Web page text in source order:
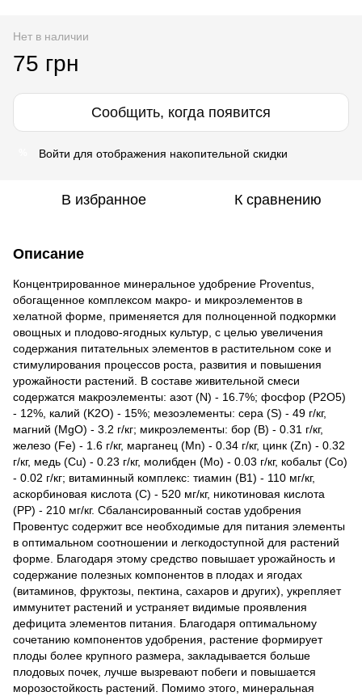
Нет в наличии
75 грн
Сообщить, когда появится
Войти для отображения накопительной скидки
В избранное К сравнению
Описание
Концентрированное минеральное удобрение Proventus,
обогащенное комплексом макро- и микроэлементов в
хелатной форме, применяется для полноценной подкормки
овощных и плодово-ягодных культур, с целью увеличения
содержания питательных элементов в растительном соке и
стимулирования процессов роста, развития и повышения
урожайности растений. В составе живительной смеси
содержатся макроэлементы: азот (N) - 16.7%; фосфор (P2О5)
- 12%, калий (K2О) - 15%; мезоэлементы: сера (S) - 49 г/кг,
магний (MgO) - 3.2 г/кг; микроэлементы: бор (В) - 0.31 г/кг,
железо (Fe) - 1.6 г/кг, марганец (Мn) - 0.34 г/кг, цинк (Zn) - 0.32
г/кг, медь (Cu) - 0.23 г/кг, молибден (Мо) - 0.03 г/кг, кобальт (Со)
- 0.02 г/кг; витаминный комплекс: тиамин (В1) - 110 мг/кг,
аскорбиновая кислота (С) - 520 мг/кг, никотиновая кислота
(РР) - 210 мг/кг. Сбалансированный состав удобрения
Провентус содержит все необходимые для питания элементы
в оптимальном соотношении и легкодоступной для растений
форме. Благодаря этому средство повышает урожайность и
содержание полезных компонентов в плодах и ягодах
(витаминов, фруктозы, пектина, сахаров и других), укрепляет
иммунитет растений и устраняет видимые проявления
дефицита элементов питания. Благодаря оптимальному
сочетанию компонентов удобрения, растение формирует
плоды более крупного размера, закладывается больше
плодовых почек, лучше вызревают побеги и повышается
морозостойкость растений. Помимо этого, минеральная